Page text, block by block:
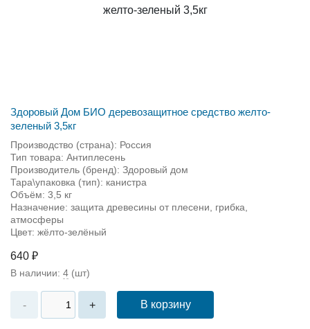
Здоровый Дом БИО деревозащитное средство желто-
зеленый 3,5кг
Производство (страна): Россия
Тип товара: Антиплесень
Производитель (бренд): Здоровый дом
Тара\упаковка (тип): канистра
Объём: 3,5 кг
Назначение: защита древесины от плесени, грибка,
атмосферы
Цвет: жёлто-зелёный
640 ₽
В наличии: 4 (шт)
- + В корзину